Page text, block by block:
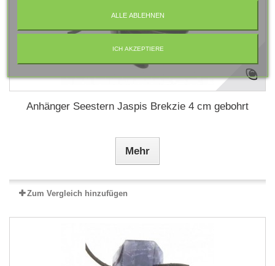
Anhänger Seestern Jaspis Brekzie 4 cm gebohrt
Mehr
Zum Vergleich hinzufügen
ALLE ABLEHNEN
ICH AKZEPTIERE